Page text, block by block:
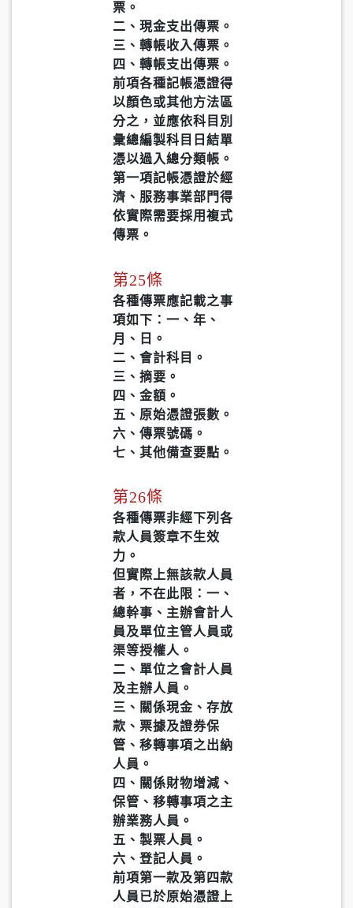
票。
二、現金支出傳票。
三、轉帳收入傳票。
四、轉帳支出傳票。
前項各種記帳憑證得
以顏色或其他方法區
分之，並應依科目別
彙總編製科目日結單
憑以過入總分類帳。
第一項記帳憑證於經
濟、服務事業部門得
依實際需要採用複式
傳票。
第25條
各種傳票應記載之事
項如下：一、年、
月、日。
二、會計科目。
三、摘要。
四、金額。
五、原始憑證張數。
六、傳票號碼。
七、其他備查要點。
第26條
各種傳票非經下列各
款人員簽章不生效
力。
但實際上無該款人員
者，不在此限：一、
總幹事、主辦會計人
員及單位主管人員或
渠等授權人。
二、單位之會計人員
及主辦人員。
三、關係現金、存放
款、票據及證券保
管、移轉事項之出納
人員。
四、關係財物增減、
保管、移轉事項之主
辦業務人員。
五、製票人員。
六、登記人員。
前項第一款及第四款
人員已於原始憑證上